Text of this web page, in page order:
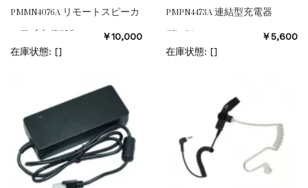
PMMN4076A リモートスピーカ
ーマイク (RSM)
￥10,000
在庫状態: []
PMPN4473A 連結型充電器
CD−64
￥5,600
在庫状態: []